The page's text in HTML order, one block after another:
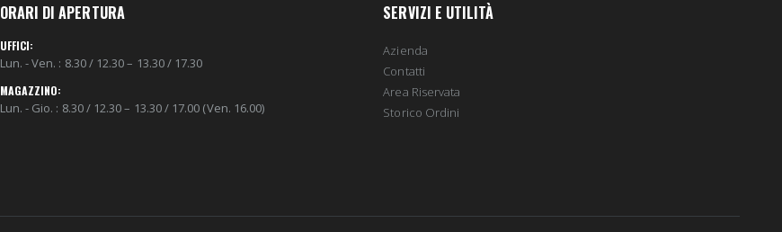
ORARI DI APERTURA
UFFICI:
Lun. - Ven. : 8.30 / 12.30 – 13.30 / 17.30
MAGAZZINO:
Lun. - Gio. : 8.30 / 12.30 – 13.30 / 17.00 (Ven. 16.00)
SERVIZI E UTILITÀ
Azienda
Contatti
Area Riservata
Storico Ordini